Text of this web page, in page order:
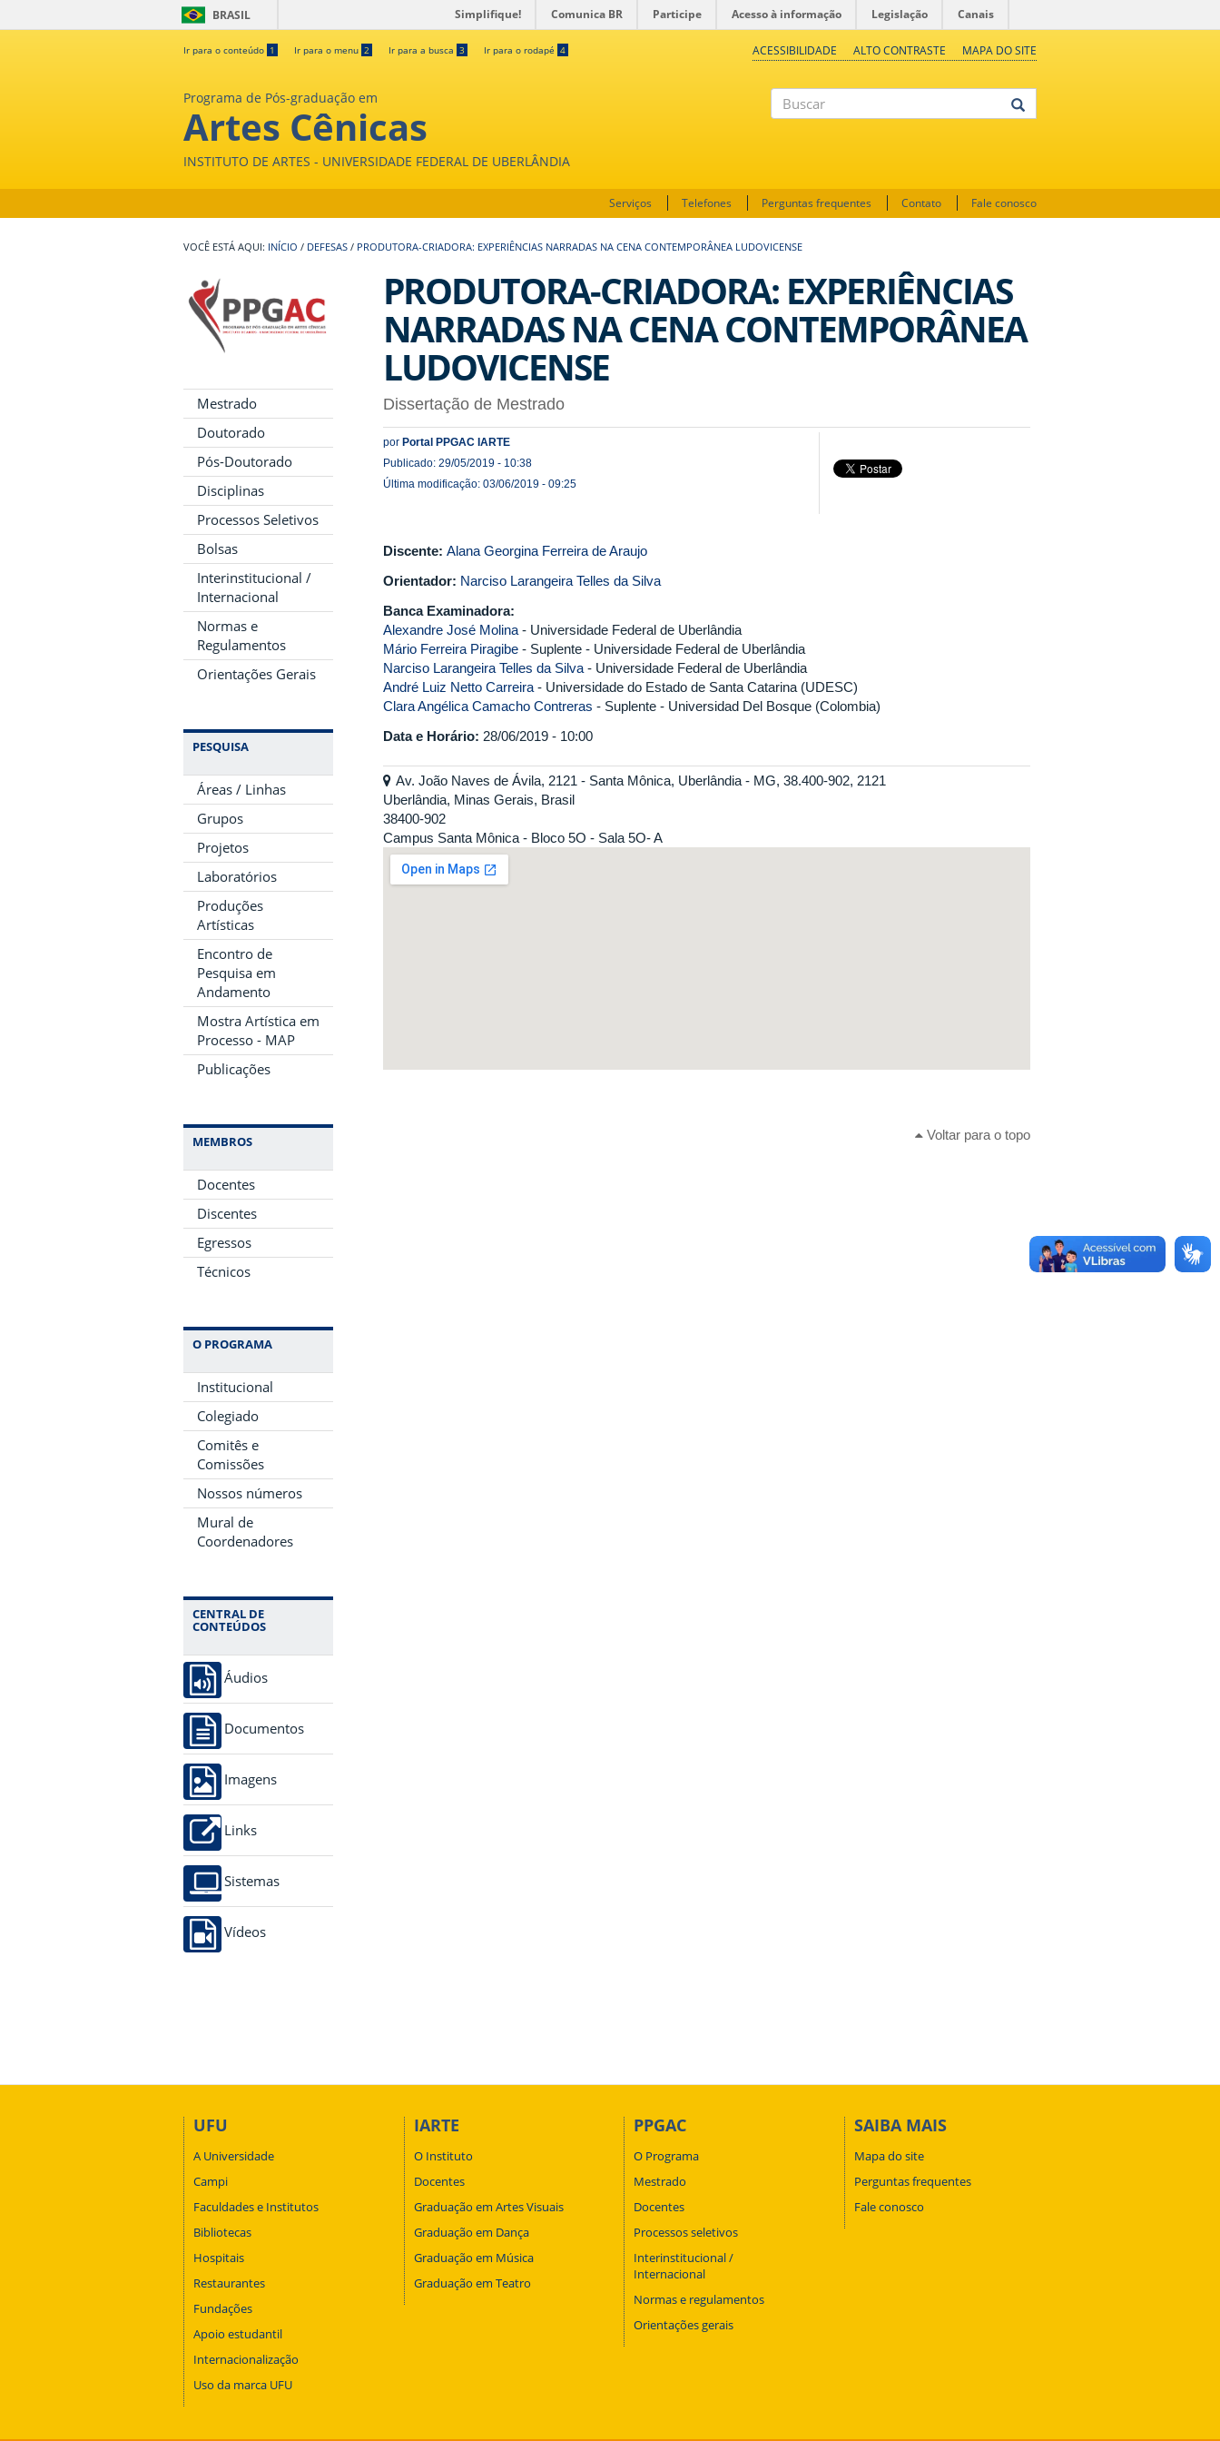
BRASIL Simplifique! Comunica BR Participe Acesso à informação Legislação Canais
Ir para o conteúdo 1 Ir para o menu 2 Ir para a busca 3 Ir para o rodapé 4 ACESSIBILIDADE ALTO CONTRASTE MAPA DO SITE
Programa de Pós-graduação em
Artes Cênicas
INSTITUTO DE ARTES - UNIVERSIDADE FEDERAL DE UBERLÂNDIA
Serviços Telefones Perguntas frequentes Contato Fale conosco
INÍCIO / DEFESAS / PRODUTORA-CRIADORA: EXPERIÊNCIAS NARRADAS NA CENA CONTEMPORÂNEA LUDOVICENSE
Mestrado
Doutorado
Pós-Doutorado
Disciplinas
Processos Seletivos
Bolsas
Interinstitucional /
Internacional
Normas e
Regulamentos
Orientações Gerais
PESQUISA
Áreas / Linhas
Grupos
Projetos
Laboratórios
Produções
Artísticas
Encontro de
Pesquisa em
Andamento
Mostra Artística em
Processo - MAP
Publicações
MEMBROS
Docentes
Discentes
Egressos
Técnicos
O PROGRAMA
Institucional
Colegiado
Comitês e
Comissões
Nossos números
Mural de
Coordenadores
CENTRAL DE
CONTEÚDOS
Áudios
Documentos
Imagens
Links
Sistemas
Vídeos
PRODUTORA-CRIADORA: EXPERIÊNCIAS
NARRADAS NA CENA CONTEMPORÂNEA
LUDOVICENSE
Dissertação de Mestrado
por Portal PPGAC IARTE
Publicado: 29/05/2019 - 10:38
Última modificação: 03/06/2019 - 09:25
Discente: Alana Georgina Ferreira de Araujo
Orientador: Narciso Larangeira Telles da Silva
Banca Examinadora:
Alexandre José Molina - Universidade Federal de Uberlândia
Mário Ferreira Piragibe - Suplente - Universidade Federal de Uberlândia
Narciso Larangeira Telles da Silva - Universidade Federal de Uberlândia
André Luiz Netto Carreira - Universidade do Estado de Santa Catarina (UDESC)
Clara Angélica Camacho Contreras - Suplente - Universidad Del Bosque (Colombia)
Data e Horário: 28/06/2019 - 10:00
Av. João Naves de Ávila, 2121 - Santa Mônica, Uberlândia - MG, 38.400-902, 2121
Uberlândia, Minas Gerais, Brasil
38400-902
Campus Santa Mônica - Bloco 5O - Sala 5O- A
Voltar para o topo
UFU
A Universidade
Campi
Faculdades e Institutos
Bibliotecas
Hospitais
Restaurantes
Fundações
Apoio estudantil
Internacionalização
Uso da marca UFU
IARTE
O Instituto
Docentes
Graduação em Artes Visuais
Graduação em Dança
Graduação em Música
Graduação em Teatro
PPGAC
O Programa
Mestrado
Docentes
Processos seletivos
Interinstitucional /
Internacional
Normas e regulamentos
Orientações gerais
SAIBA MAIS
Mapa do site
Perguntas frequentes
Fale conosco